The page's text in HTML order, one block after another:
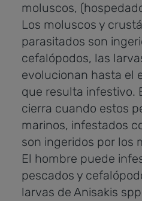
moluscos,
Los moluscos y
parasitados son
cefalópodos, las
evolucionan hasta el
que resulta infestivo.
cierra cuando estos
marinos, infestados
son ingeridos por los
El hombre puede
pescados y
larvas de Anisakis